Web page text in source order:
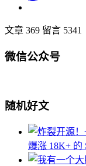
文章 369 留言 5341
微信公众号
随机好文
爆涨 18K+ 的